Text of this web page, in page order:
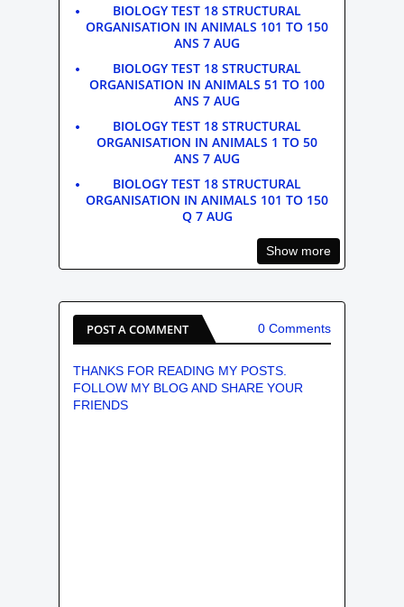
BIOLOGY TEST 18 STRUCTURAL
ORGANISATION IN ANIMALS 101 TO 150
ANS 7 AUG
BIOLOGY TEST 18 STRUCTURAL
ORGANISATION IN ANIMALS 51 TO 100
ANS 7 AUG
BIOLOGY TEST 18 STRUCTURAL
ORGANISATION IN ANIMALS 1 TO 50
ANS 7 AUG
BIOLOGY TEST 18 STRUCTURAL
ORGANISATION IN ANIMALS 101 TO 150
Q 7 AUG
Show more
POST A COMMENT 0 Comments
THANKS FOR READING MY POSTS.
FOLLOW MY BLOG AND SHARE YOUR
FRIENDS